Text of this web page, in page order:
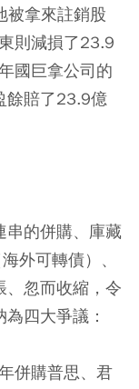
被拿來註銷股
則減損了23.9
國巨拿公司的
餘賠了23.9億
串的併購、庫藏
外可轉債）、
、忽而收縮，令
四大爭議：
併購普思、君